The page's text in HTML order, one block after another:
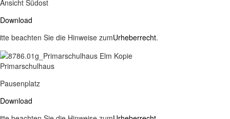
Ansicht Südost
Download
beachten Sie die Hinweise zumUrheberrecht.
Primarschulhaus
Pausenplatz
Download